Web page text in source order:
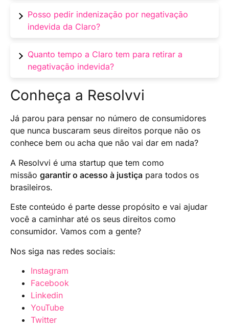
Entre em contato com a Claro, peça a retirada
imediata e guarde os protocolos. Se não
Posso pedir indenização por negativação
indevida da Claro?
Sim. A negativação indevida pode gerar danos
morais.
Quanto tempo a Claro tem para retirar a
negativação indevida?
Após o reconhecimento do erro, a Claro deve
retirar a negativação em até 5 dias úteis,
conforme determina o Código de Defesa do
Consumidor.
Conheça a Resolvvi
Já parou para pensar no número de consumidores
que nunca buscaram seus direitos porque não os
conhece bem ou acha que não vai dar em nada?
A Resolvvi é uma startup que tem como
missão garantir o acesso à justiça para todos os
brasileiros.
Este conteúdo é parte desse propósito e vai ajudar
você a caminhar até os seus direitos como
consumidor. Vamos com a gente?
Nos siga nas redes sociais:
Instagram
Facebook
Linkedin
YouTube
Twitter